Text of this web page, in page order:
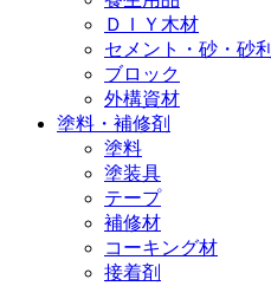
ＤＩＹ木材
セメント・砂・砂利
ブロック
外構資材
塗料・補修剤
塗料
塗装具
テープ
補修材
コーキング材
接着剤